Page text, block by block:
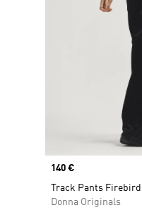
Price
140 €
Track Pants
Donna Originals